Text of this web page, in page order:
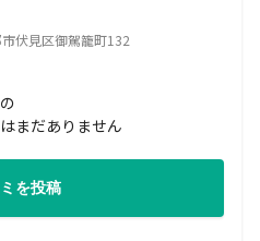
伏見区御駕籠町132
まだありません
を投稿